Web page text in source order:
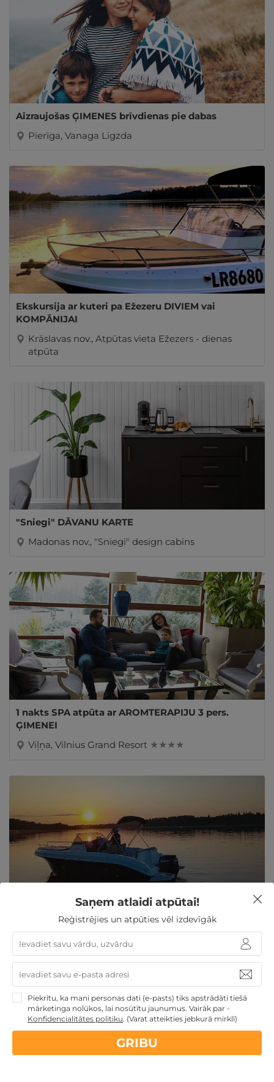
Aizraujošas ĢIMENES brīvdienas pie dabas
Pierīga, Vanaga Ligzda
Ekskursija ar kuteri pa Ežezeru DIVIEM vai
KOMPĀNIJAI
Krāslavas nov., Atpūtas vieta Ežezers - dienas
atpūta
"Sniegi" DĀVANU KARTE
Madonas nov., "Sniegi" design cabins
1 nakts SPA atpūta ar AROMTERAPIJU 3 pers.
ĢIMENEI
Viļņa, Vilnius Grand Resort ★ ★ ★ ★
Ekskursija ar kuteri pa Ežezeru DIVIEM vai
KOMPĀNIJAI
Krāslavas nov., Atpūtas vieta Ežezers
Saņem atlaidi atpūtai!
Reģistrējies un atpūties vēl izdevīgāk
Piekrītu, ka mani personas dati (e-pasts) tiks apstrādāti tiešā
mārketinga nolūkos, lai nosūtītu jaunumus. Vairāk par -
Konfidencialitātes politiku. (Varat atteikties jebkurā mirklī)
GRIBU